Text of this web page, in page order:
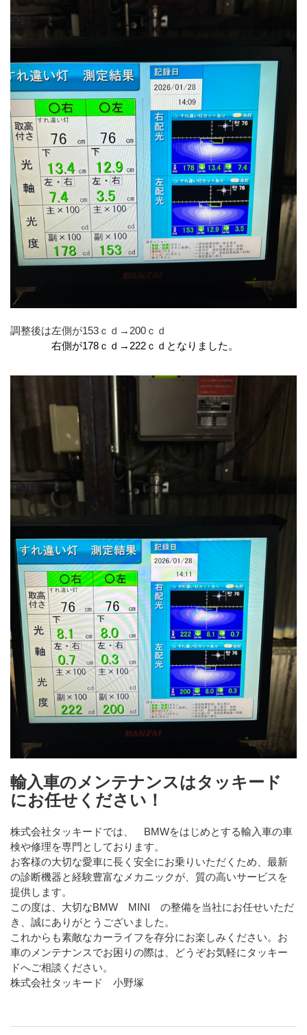
調整後は左側が153ｃｄ→200ｃｄ
右側が178 ｃｄ→222ｃｄとなりました。
輸入車のメンテナンスはタッキード
にお任せください！
株式会社タッキードでは、 BMWをはじめとする輸入車の車
検や修理を専門としております。
お客様の大切な愛車に長く安全にお乗りいただくため、最新
の診断機器と経験豊富なメカニックが、質の高いサービスを
提供します。
この度は、大切なBMW MINI の整備を当社にお任せいただ
き、誠にありがとうございました。
これからも素敵なカーライフを存分にお楽しみください。お
車のメンテナンスでお困りの際は、どうぞお気軽にタッキー
ドへご相談ください。
株式会社タッキード 小野塚